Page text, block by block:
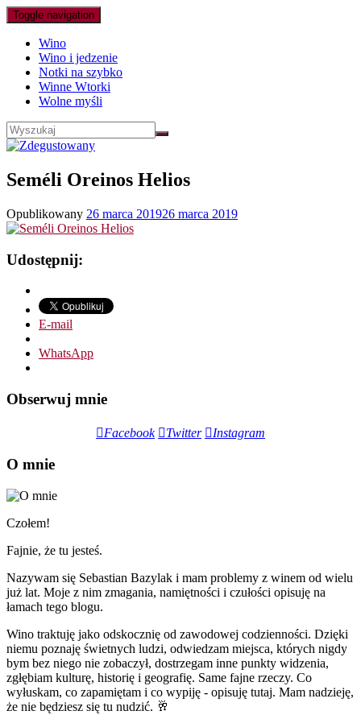
Toggle navigation
Wino
Wino i jedzenie
Notki na szybko
Winne Wtorki
Wolne myśli
Seméli Oreinos Helios
Opublikowany 26 marca 201926 marca 2019
Udostępnij:
E-mail
WhatsApp
Obserwuj mnie
Facebook Twitter Instagram
O mnie
Czołem!
Fajnie, że tu jesteś.
Nazywam się Sebastian Bazylak i mam problemy z winem od wielu
już lat. Moje z nim zmagania, namiętności i czułości opisuję na
łamach tego blogu.
Wino traktuję jako odskocznię od zawodowej codzienności. Dzięki
niemu poznaję świetnych ludzi, odwiedzam miejsca, których nigdy
bym bez niego nie zobaczył, dostrzegam inne punkty widzenia,
zgłębiam kulturę, historię i geografię. Same fajne rzeczy. Co
wyłuskam, co zapamiętam i co wypiję - opisuję tutaj. Mam nadzieję,
że nie będziesz się tu nudzić. 🥂